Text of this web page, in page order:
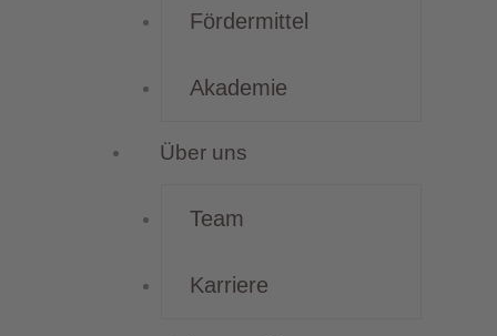
Fördermittel
Akademie
Über uns
Team
Karriere